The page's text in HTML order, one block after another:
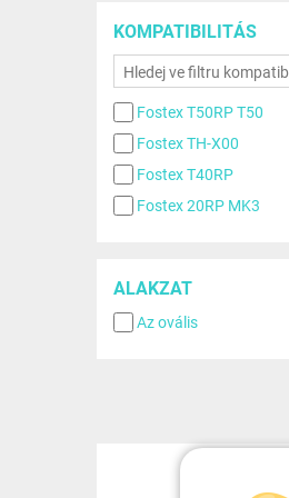
KOMPATIBILITÁS
Fostex T50RP T50
Fostex TH-X00
Fostex T40RP
Fostex 20RP MK3
ALAKZAT
Az ovális